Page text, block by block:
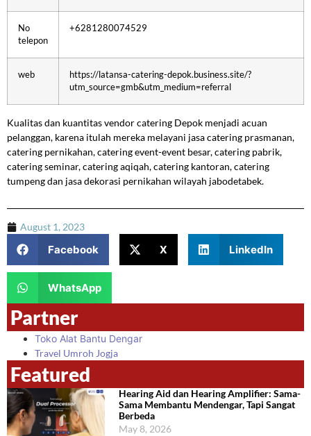
No
telepon
+6281280074529
web
https://latansa-catering-depok.business.site/?
utm_source=gmb&utm_medium=referral
Kualitas dan kuantitas vendor catering Depok menjadi acuan
pelanggan, karena itulah mereka melayani jasa catering prasmanan,
catering pernikahan, catering event-event besar, catering pabrik,
catering seminar, catering aqiqah, catering kantoran, catering
tumpeng dan jasa dekorasi pernikahan wilayah jabodetabek.
August 1, 2023
Facebook X LinkedIn
WhatsApp
Partner
Toko Alat Bantu Dengar
Travel Umroh Jogja
Featured
Hearing Aid dan Hearing Amplifier: Sama-
Sama Membantu Mendengar, Tapi Sangat
Berbeda
May 8, 2026